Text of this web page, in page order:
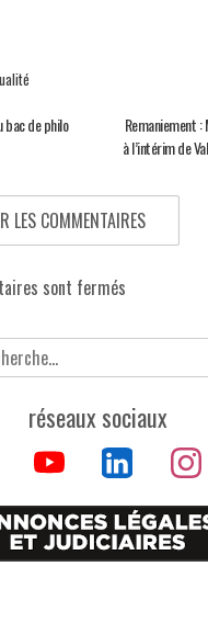
bac de philo
Remaniement
à l’intérim de
LES COMMENTAIRES
sont fermés
réseaux sociaux